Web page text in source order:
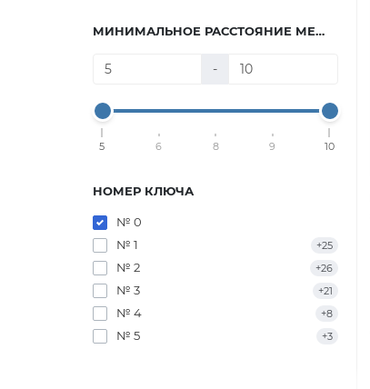
МИНИМАЛЬНОЕ РАССТОЯНИЕ МЕЖДУ ГУБКАМИ, ММ
-
5 6 8 9 10
НОМЕР КЛЮЧА
№ 0
№ 1
+25
№ 2 +26
№ 3 +21
№ 4 +8
№ 5 +3